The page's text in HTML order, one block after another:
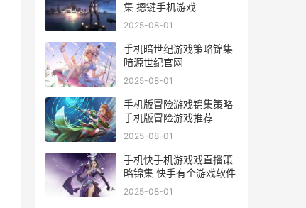
集 摁键手机游戏
2025-08-01
手机暗世纪游戏策略锦集
暗源世纪官网
2025-08-01
手机版冒险游戏锦集策略
手机版冒险游戏推荐
2025-08-01
手机快手机游戏戏直播策
略锦集 快手有个游戏软件
2025-08-01